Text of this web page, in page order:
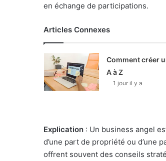
en échange de participations.
Articles Connexes
Comment créer
A à Z
1 jour il y a
Explication : Un business angel
d’une part de propriété ou d’une
offrent souvent des conseils